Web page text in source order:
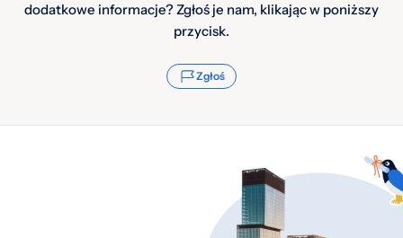
dodatkowe informacje? Zgłoś je nam, klikając w poniższy
przycisk.
Zgłoś